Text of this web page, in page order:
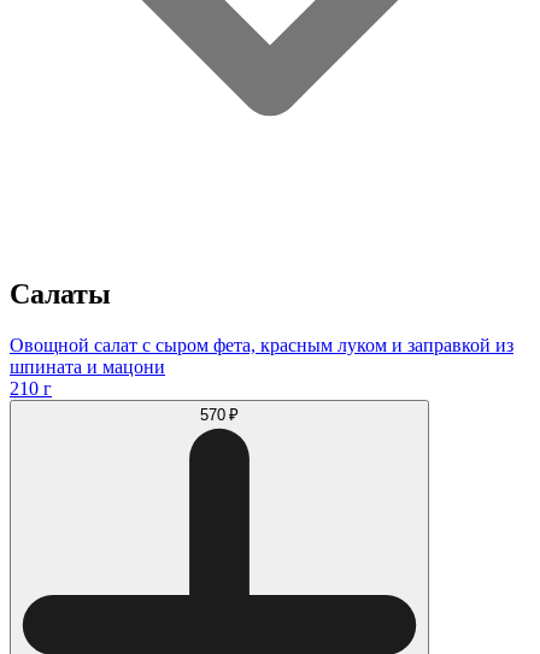
Салаты
Овощной салат с сыром фета, красным луком и заправкой из
шпината и мацони
210 г
570 ₽